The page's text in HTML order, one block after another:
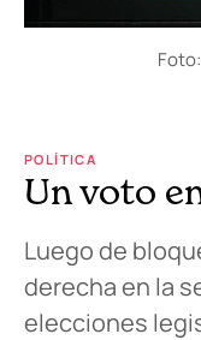
POLÍTICA
Un voto
Luego de
derecha en la
elecciones